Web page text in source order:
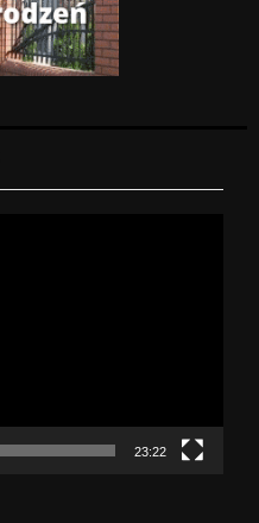
23:22